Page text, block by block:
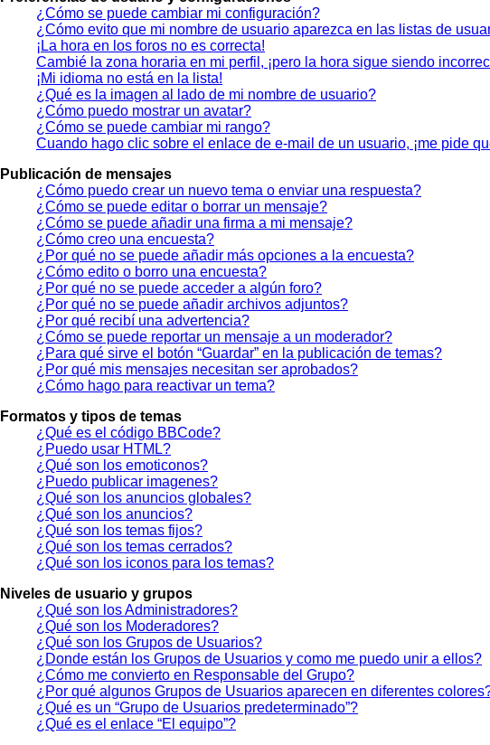
¿Cómo se puede cambiar mi configuración?
¿Cómo evito que mi nombre de usuario aparezca en las listas de
¡La hora en los foros no es correcta!
Cambié la zona horaria en mi perfil, ¡pero la hora sigue siendo
¡Mi idioma no está en la lista!
¿Qué es la imagen al lado de mi nombre de usuario?
¿Cómo puedo mostrar un avatar?
¿Cómo se puede cambiar mi rango?
Cuando hago clic sobre el enlace de e-mail de un usuario, ¡me pide
Publicación de mensajes
¿Cómo puedo crear un nuevo tema o enviar una respuesta?
¿Cómo se puede editar o borrar un mensaje?
¿Cómo se puede añadir una firma a mi mensaje?
¿Cómo creo una encuesta?
¿Por qué no se puede añadir más opciones a la encuesta?
¿Cómo edito o borro una encuesta?
¿Por qué no se puede acceder a algún foro?
¿Por qué no se puede añadir archivos adjuntos?
¿Por qué recibí una advertencia?
¿Cómo se puede reportar un mensaje a un moderador?
¿Para qué sirve el botón “Guardar” en la publicación de temas?
¿Por qué mis mensajes necesitan ser aprobados?
¿Cómo hago para reactivar un tema?
Formatos y tipos de temas
¿Qué es el código BBCode?
¿Puedo usar HTML?
¿Qué son los emoticonos?
¿Puedo publicar imagenes?
¿Qué son los anuncios globales?
¿Qué son los anuncios?
¿Qué son los temas fijos?
¿Qué son los temas cerrados?
¿Qué son los iconos para los temas?
Niveles de usuario y grupos
¿Qué son los Administradores?
¿Qué son los Moderadores?
¿Qué son los Grupos de Usuarios?
¿Donde están los Grupos de Usuarios y como me puedo unir a ellos?
¿Cómo me convierto en Responsable del Grupo?
¿Por qué algunos Grupos de Usuarios aparecen en diferentes
¿Qué es un “Grupo de Usuarios predeterminado”?
¿Qué es el enlace “El equipo”?